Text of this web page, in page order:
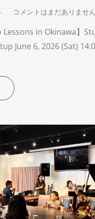
コメントはまだありません
Lessons in Okinawa】
June 6, 2026 (Sat)